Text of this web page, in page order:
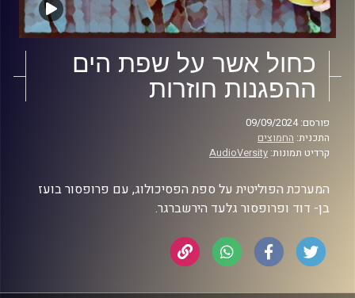
כחול אשר על שפת הים
ההפגנות חוזרות
פורסם: 09/09/2024
התכנית: החמוצים
קרדיט תמונות: AudioVersity
המערכת הפוליטית על ספת הפסיכולוג, עם פרופסור בועז
בן- דוד ופרופסור גלעד הירשברגר.